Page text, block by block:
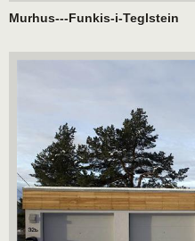
Murhus---Funkis-i-Teglstein